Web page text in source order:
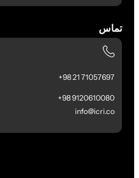
تماس
71057697 21 98+
9120610080 98+
info@icri.co